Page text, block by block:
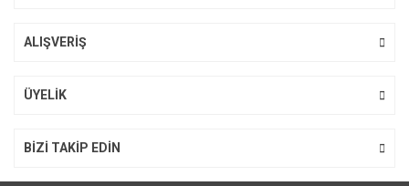
ALIŞVERİŞ
ÜYELİK
BİZİ TAKİP EDİN